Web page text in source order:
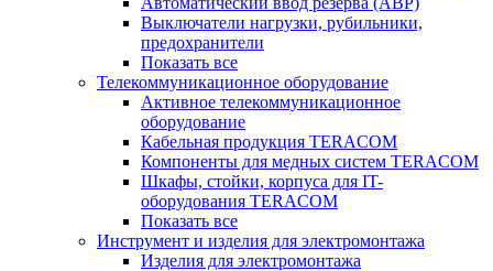
Выключатели нагрузки, рубильники,
предохранители
Показать все
Телекоммуникационное оборудование
Активное телекоммуникационное
оборудование
Кабельная продукция TERACOM
Компоненты для медных систем TERACOM
Шкафы, стойки, корпуса для IT-
оборудования TERACOM
Показать все
Инструмент и изделия для электромонтажа
Изделия для электромонтажа